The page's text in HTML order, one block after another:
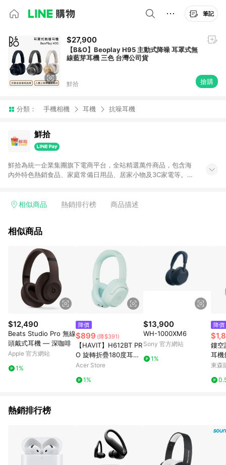
筆記
$27,900
【B&O】Beoplay H95 主動式降噪 耳罩式無
線藍芽耳機 三色 台灣公司貨
鮮拾 搶購
分類： 手機相機 耳機 抗噪耳機
鮮拾
鮮拾為統一企業集團旗下電商平台，全站精選萬件商品，包含海
內外特色熱銷食品、家庭常備日用品、居家小物及3C家電等。全
有好康。LINE好友招募中搜尋@10mart。 ＊特定 iPhone17 將不
相似商品 熱銷排行榜 商品描述
相似商品
$12,490
Beats Studio Pro 無線
頭戴式耳機 — 深咖啡
Apple 官方網站
1%
降價
$899 (降$391)
【HAVIT】H612BT PR
O 旋轉折疊180度耳罩
式耳機 綠色
Acer Store
1%
$13,900
WH-1000XM6
Sony 官方網站
1%
降價
鏤空
耳機
透氣
東森
熱銷排行榜